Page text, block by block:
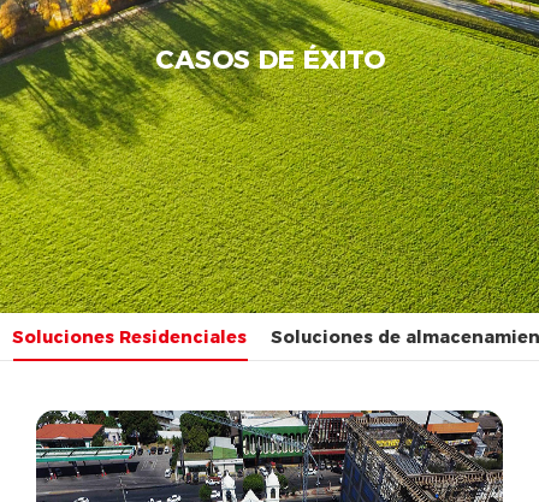
CASOS DE ÉXITO
Soluciones Residenciales Soluciones de